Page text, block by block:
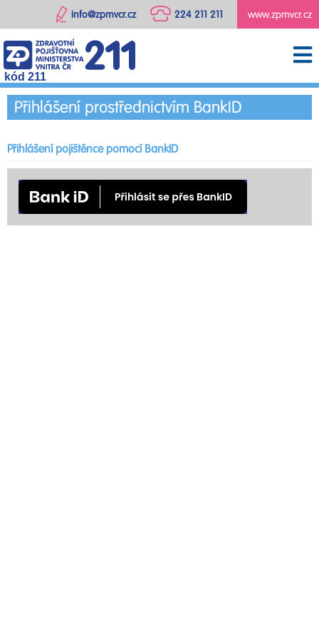
www.zpmvcr.cz
224 211 211
info@zpmvcr.cz
kód 211
Přihlášení prostřednictvím BankID
Přihlášení pojištěnce pomocí BankID